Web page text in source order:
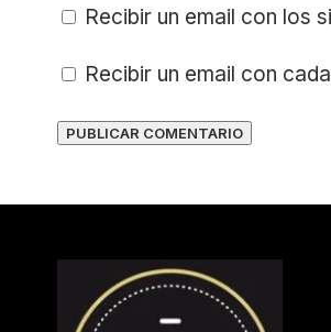
Recibir un email con los
Recibir un email con